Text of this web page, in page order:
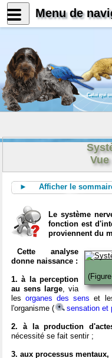
Celui qui
► Afficher le
Le système
fonction est
proviennent du
Cette analyse
donne naissance :
1. à la perception
au sens large, via
lesorganes des sens et
l'organisme (
sensation et
2. à la production
nécessité se fait sentir ;
3. aux processus mentaux,
Menu de